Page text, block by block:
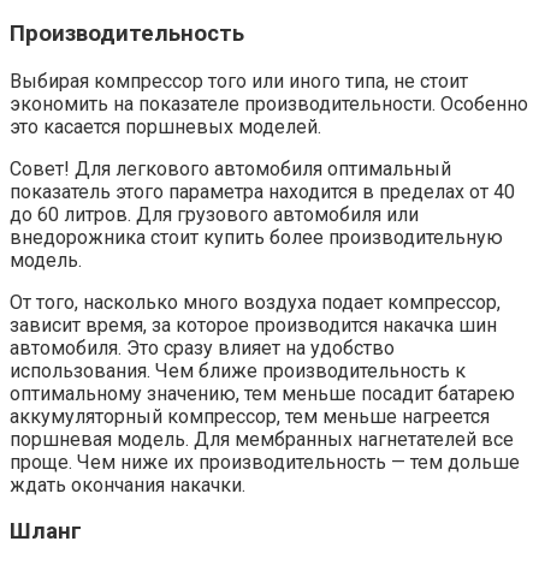
Производительность
Выбирая компрессор того или иного типа, не стоит
экономить на показателе производительности. Особенно
это касается поршневых моделей.
Совет! Для легкового автомобиля оптимальный
показатель этого параметра находится в пределах от 40
до 60 литров. Для грузового автомобиля или
внедорожника стоит купить более производительную
модель.
От того, насколько много воздуха подает компрессор,
зависит время, за которое производится накачка шин
автомобиля. Это сразу влияет на удобство
использования. Чем ближе производительность к
оптимальному значению, тем меньше посадит батарею
аккумуляторный компрессор, тем меньше нагреется
поршневая модель. Для мембранных нагнетателей все
проще. Чем ниже их производительность — тем дольше
ждать окончания накачки.
Шланг